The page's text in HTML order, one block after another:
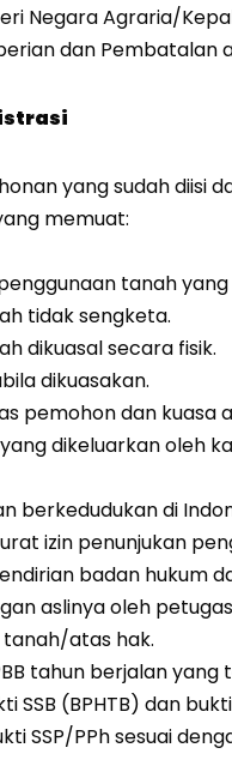
Negara Agraria/
dan Pembatalan
yang sudah diisi
memuat:
tanah
tidak sengketa.
dikuasal secara fisik.
dikuasakan.
pemohon dan kuasa
dikeluarkan oleh
berkedudukan di
izin penunjukan
badan hukum
aslinya oleh
atas hak.
tahun berjalan
SSB (BPHTB) dan
SSP/PPh sesuai